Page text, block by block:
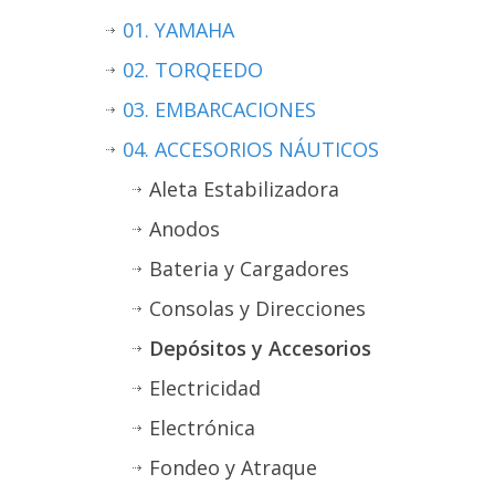
01. YAMAHA
02. TORQEEDO
03. EMBARCACIONES
04. ACCESORIOS NÁUTICOS
Aleta Estabilizadora
Anodos
Bateria y Cargadores
Consolas y Direcciones
Depósitos y Accesorios
Electricidad
Electrónica
Fondeo y Atraque